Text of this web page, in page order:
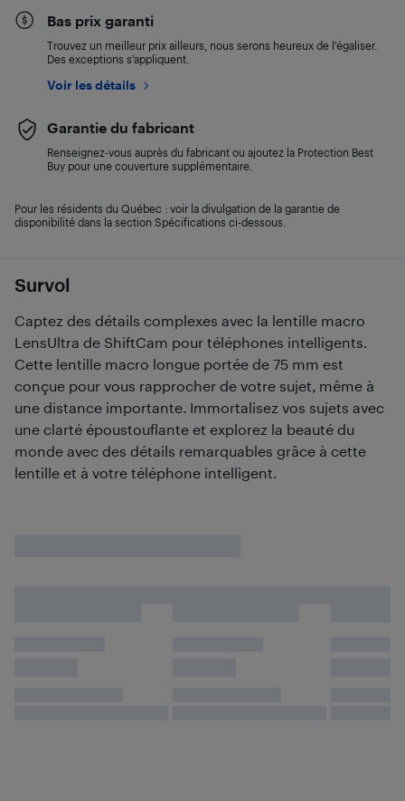
Survol
Captez des détails complexes avec la lentille macro
LensUltra de ShiftCam pour téléphones intelligents.
Cette lentille macro longue portée de 75 mm est
conçue pour vous rapprocher de votre sujet, même à
une distance importante. Immortalisez vos sujets avec
une clarté époustouflante et explorez la beauté du
monde avec des détails remarquables grâce à cette
lentille et à votre téléphone intelligent.
Bas prix garanti
Trouvez un meilleur prix ailleurs, nous serons heureux de l’égaliser.
Des exceptions s’appliquent.
Voir les détails
Garantie du fabricant
Renseignez-vous auprès du fabricant ou ajoutez la Protection Best
Buy pour une couverture supplémentaire.
Pour les résidents du Québec : voir la divulgation de la garantie de
disponibilité dans la section Spécifications ci-dessous.